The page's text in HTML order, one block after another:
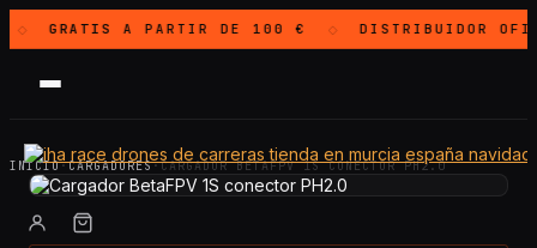
◇ GRATISA PARTIR DE 100 € ◇ DISTRIBUIDOR
INICIO·CARGADORES·CARGADOR BETAFPV 1S CONECTOR PH2.0